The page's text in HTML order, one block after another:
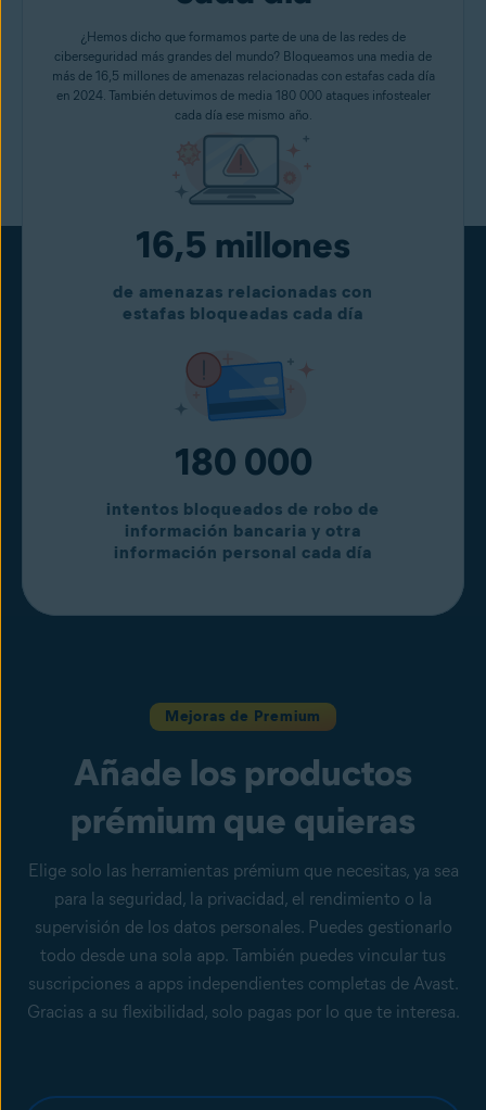
¿Hemos dicho que formamos parte de una de las redes de
ciberseguridad más grandes del mundo? Bloqueamos una media de
más de 16,5 millones de amenazas relacionadas con estafas cada día
en 2024. También detuvimos de media 180 000 ataques infostealer
cada día ese mismo año.
16,5 millones
de amenazas relacionadas con
estafas bloqueadas cada día
180 000
intentos bloqueados de robo de
información bancaria y otra
información personal cada día
Mejoras de Premium
Añade los productos
prémium que quieras
Elige solo las herramientas prémium que necesitas, ya sea
para la seguridad, la privacidad, el rendimiento o la
supervisión de los datos personales. Puedes gestionarlo
todo desde una sola app. También puedes vincular tus
suscripciones a apps independientes completas de Avast.
Gracias a su flexibilidad, solo pagas por lo que te interesa.